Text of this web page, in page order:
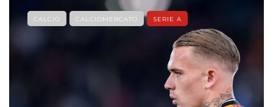
CALCIO CALCIOMERCATO SERIE A